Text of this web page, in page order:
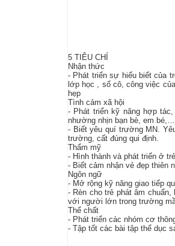
5 TIÊU CHÍ
Nhận thức
- Phát triển sự hiểu biết của
lớp học , số cô, công việc
hẹp
Tình cảm xã hội
- Phát triển kỹ năng hợp
nhường nhịn bạn bè, em bé,…
- Biết yêu quí trường MN.
trường, cất đúng qui định.
Thẩm mỹ
- Hình thành và phát triển ở
- Biết cảm nhận vẻ đẹp thiên
Ngôn ngữ
- Mở rộng kỹ năng giao tiếp
- Rèn cho trẻ phát âm
với người lớn trong trường
Thể chất
- Phát triển các nhóm cơ
- Tập tốt các bài tập thể dục